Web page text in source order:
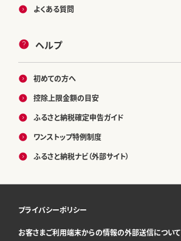
よくある質問
ヘルプ
初めての方へ
控除上限金額の目安
ふるさと納税確定申告ガイド
ワンストップ特例制度
ふるさと納税ナビ（外部サイト）
プライバシーポリシー
お客さまご利用端末からの情報の外部送信について